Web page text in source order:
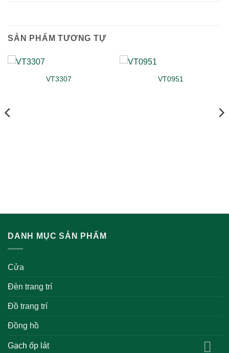
SẢN PHẨM TƯƠNG TỰ
VT3307 VT0951
DANH MỤC SẢN PHẨM
Cửa
Đèn trang trí
Đồ trang trí
Đồng hồ
Gạch ốp lát